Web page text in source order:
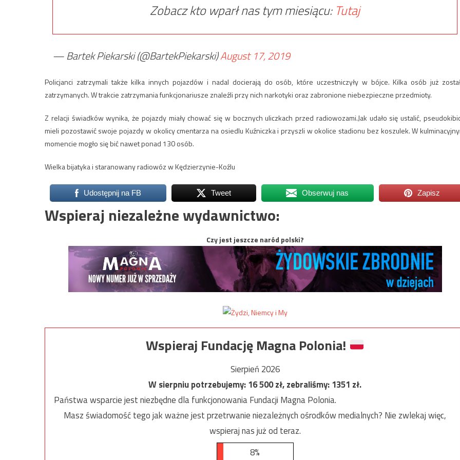
Zobacz kto wparł nas tym miesiącu: Tutaj
— Bartek Piekarski (@BartekPiekarski)August 17, 2019
Policjanci zatrzymali także kilka innych pojazdów i nadal docierają do osób, które uczestniczyły w bójce. Kilka osób już
zatrzymanych. W trakcie zatrzymania funkcjonariusze znaleźli przy nich narkotyki oraz zabronione niebezpieczne przedmioty.
Z relacji świadków wynika, że pojazdy miały chować się w bocznych uliczkach przed radiowozami.Jak udało się ustalić,
mieli pozostawić swoje pojazdy w okolicy cmentarza na osiedlu Kuźniczka i przyszli w okolice stadionu bez koszulek. W
momencie mogło się bić nawet ponad 130 osób.
Wielka bijatyka i staranowany radiowóz w Kędzierzynie-Koźlu
Udostępnij na FB Tweet Obserwuj nas Zapisz
Wspieraj niezależne wydawnictwo:
Czy jest jeszcze naród polski?
Wspieraj Fundację Magna Polonia!
Sierpień 2026
W sierpniu potrzebujemy:16 500zł, zebraliśmy:1351 zł.
Państwa wsparcie jest niezbędne dla funkcjonowania Fundacji Magna Polonia.
Masz świadomość tego jak ważne jest przetrwanie niezależnych ośrodków medialnych? Nie zwlekaj więc,
wspieraj nas już od teraz.
8%